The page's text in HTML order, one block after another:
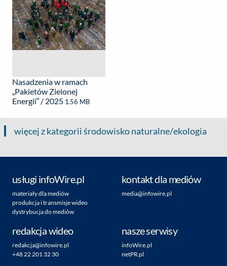
Nasadzenia w ramach
„Pakietów Zielonej
Energii” / 2025 1.56 MB
więcej z kategorii środowisko naturalne/ekologia
usługi infoWire.pl
materiały dla mediów
produkcja i transmisje wideo
dystrybucja do mediów
kontakt dla mediów
media@infowire.pl
redakcja wideo
redakcja@infowire.pl
+48 22 201 32 30
nasze serwisy
infoWire.pl
netPR.pl